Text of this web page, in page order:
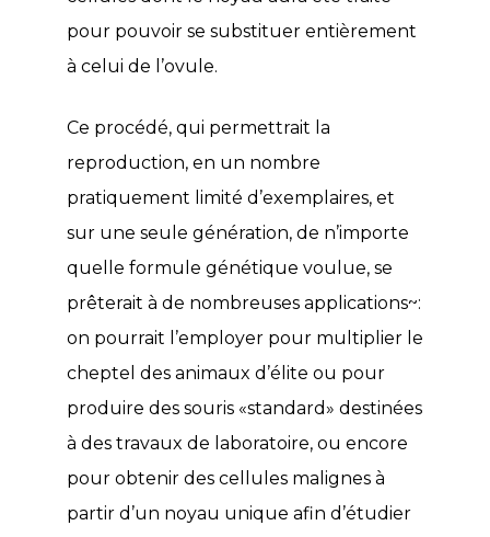
pour pouvoir se substituer entièrement
à celui de l’ovule.
Ce procédé, qui permettrait la
reproduction, en un nombre
pratiquement limité d’exemplaires, et
sur une seule génération, de n’importe
quelle formule génétique voulue, se
prêterait à de nombreuses applications~:
on pourrait l’employer pour multiplier le
cheptel des animaux d’élite ou pour
produire des souris «standard» destinées
à des travaux de laboratoire, ou encore
pour obtenir des cellules malignes à
partir d’un noyau unique afin d’étudier